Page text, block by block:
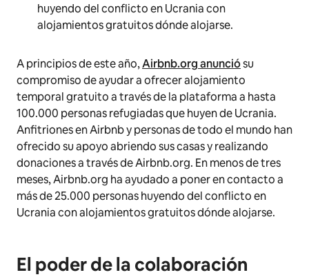
huyendo del conflicto en Ucrania con
alojamientos gratuitos dónde alojarse.
A principios de este año,Airbnb.org anunciósu
compromiso de ayudar a ofrecer alojamiento
temporal gratuito a través de la plataforma a hasta
100.000 personas refugiadas que huyen de Ucrania.
Anfitriones en Airbnb y personas de todo el mundo han
ofrecido su apoyo abriendo sus casas y realizando
donaciones a través de Airbnb.org. En menos de tres
meses, Airbnb.org ha ayudado a poner en contacto a
más de 25.000 personas huyendo del conflicto en
Ucrania con alojamientos gratuitos dónde alojarse.
El poder de la colaboración